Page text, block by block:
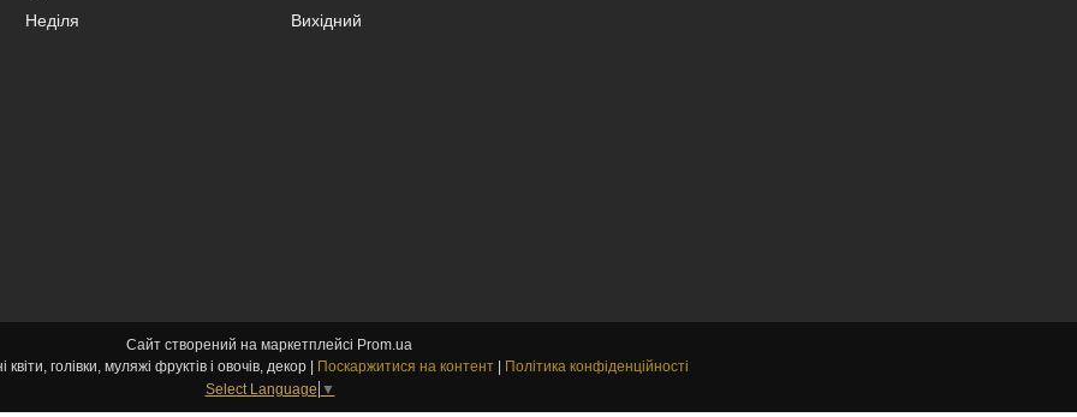
Неділя
Вихідний
Сайт створений на маркетплейсі Prom.ua
Поскаржитися на контент
Політика конфіденційності
Select Language ▼